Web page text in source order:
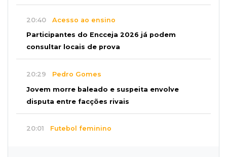
20:40 Acesso ao ensino
Participantes do Encceja 2026 já podem
consultar locais de prova
20:29 Pedro Gomes
Jovem morre baleado e suspeita envolve
disputa entre facções rivais
20:01 Futebol feminino